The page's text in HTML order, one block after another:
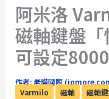
阿米洛
磁軸鍵盤「
可設定
作者: 老貓國際
Varmilo
磁軸 磁軸